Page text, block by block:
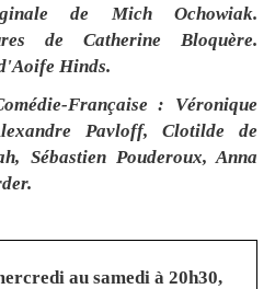
de Mich Ochowiak.
de Catherine Bloquère.
Aoife Hinds.
Française : Véronique
Pavloff, Clotilde de
Sébastien Pouderoux, Anna
.
au samedi à 20h30,